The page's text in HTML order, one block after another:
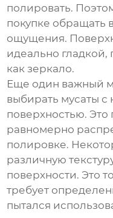
полировать.
покупке обращать
ощущения.
идеально гладкой,
как зеркало.
Еще один важный
выбирать мусаты с
поверхностью. Это
равномерно
полировке.
различную
поверхности. Это
требует
пытался